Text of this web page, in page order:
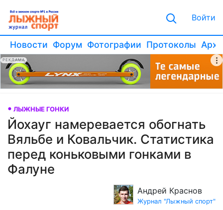
Войти
Новости Форум Фотографии Протоколы
РЕКЛАМА
ЛЫЖНЫЕ ГОНКИ
Йохауг намеревается обогнать
Вяльбе и Ковальчик. Статистика
перед коньковыми гонками в
Фалуне
Андрей Краснов
Журнал "Лыжный спорт"